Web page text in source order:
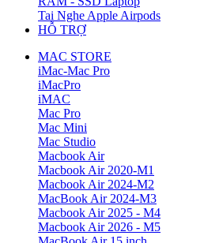
Tai Nghe Apple Airpods
HỖ TRỢ
MAC STORE
iMac-Mac Pro
iMacPro
iMAC
Mac Pro
Mac Mini
Mac Studio
Macbook Air
Macbook Air 2020-M1
Macbook Air 2024-M2
MacBook Air 2024-M3
Macbook Air 2025 - M4
Macbook Air 2026 - M5